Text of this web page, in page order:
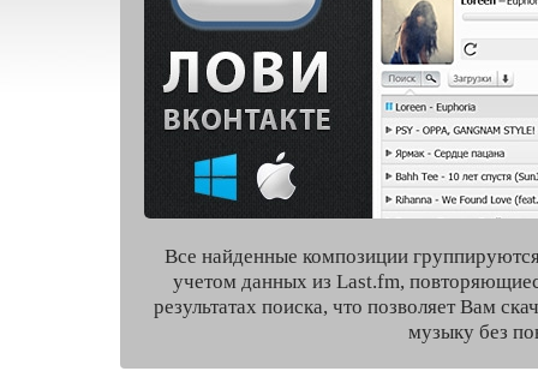
Все найденные композиции
учетом данных из Last.fm,
результатах поиска, что позволяет Вам
музыку без